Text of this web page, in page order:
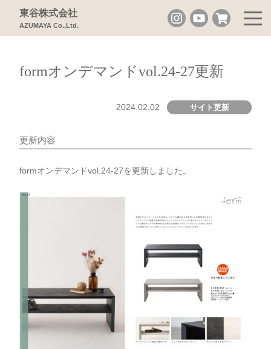
東谷株式会社
AZUMAYA Co.,Ltd.
formオンデマンドvol.24-27更新
2024.02.02 サイト更新
更新内容
formオンデマンドvol.24-27を更新しました。